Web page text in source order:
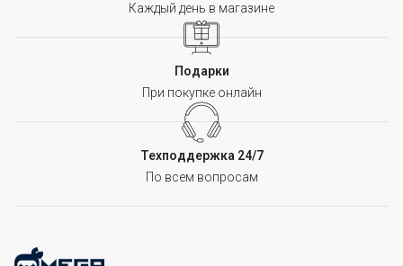
Каждый день в магазине
Подарки
При покупке онлайн
Техподдержка 24/7
По всем вопросам